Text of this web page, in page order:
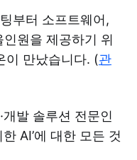
부터 소프트웨어,
원을 제공하기 위
이 만났습니다. (관
발 솔루션 전문인
AI’에 대한 모든 것